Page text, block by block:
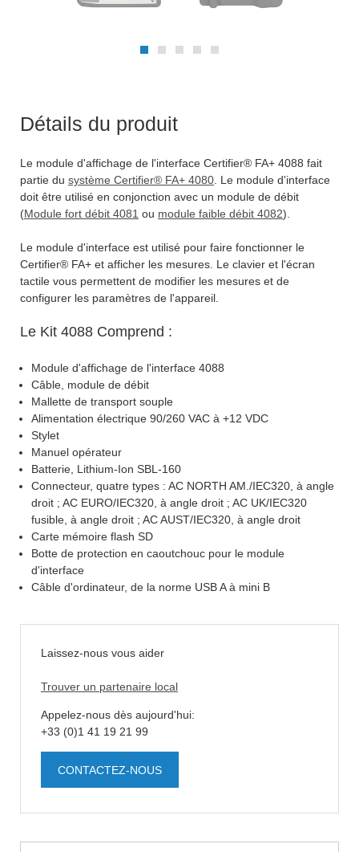
Détails du produit
Le module d'affichage de l'interface Certifier® FA+ 4088 fait
partie du système Certifier® FA+ 4080 . Le module d'interface
doit être utilisé en conjonction avec un module de débit
(Module fort débit 4081 ou module faible débit 4082).
Le module d'interface est utilisé pour faire fonctionner le
Certifier® FA+ et afficher les mesures. Le clavier et l'écran
tactile vous permettent de modifier les mesures et de
configurer les paramètres de l'appareil.
Le Kit 4088 Comprend :
Module d'affichage de l'interface 4088
Câble, module de débit
Mallette de transport souple
Alimentation électrique 90/260 VAC à +12 VDC
Stylet
Manuel opérateur
Batterie, Lithium-Ion SBL-160
Connecteur, quatre types : AC NORTH AM./IEC320, à angle
droit ; AC EURO/IEC320, à angle droit ; AC UK/IEC320
fusible, à angle droit ; AC AUST/IEC320, à angle droit
Carte mémoire flash SD
Botte de protection en caoutchouc pour le module
d'interface
Câble d'ordinateur, de la norme USB A à mini B
Laissez-nous vous aider
Trouver un partenaire local
Appelez-nous dès aujourd'hui:
+33 (0)1 41 19 21 99
CONTACTEZ-NOUS